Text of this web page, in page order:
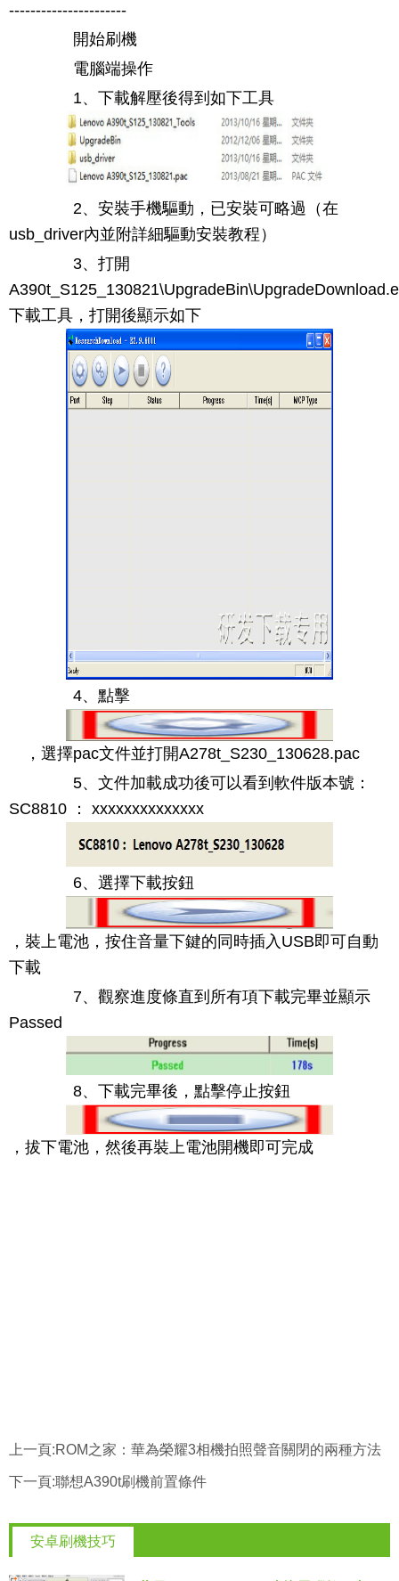
----------------------
開始刷機
電腦端操作
1、下載解壓後得到如下工具
2、安裝手機驅動，已安裝可略過（在
usb_driver內並附詳細驅動安裝教程）
3、打開
下載工具，打開後顯示如下
4、點擊
，選擇pac文件並打開A278t_S230_130628.pac
5、文件加載成功後可以看到軟件版本號：
SC8810 ： xxxxxxxxxxxxxx
6、選擇下載按鈕
，裝上電池，按住音量下鍵的同時插入USB即可自動
下載
7、觀察進度條直到所有項下載完畢並顯示
Passed
8、下載完畢後，點擊停止按鈕
，拔下電池，然後再裝上電池開機即可完成
上一頁:ROM之家：華為榮耀3相機拍照聲音關閉的兩種方法
下一頁:聯想A390t刷機前置條件
安卓刷機技巧